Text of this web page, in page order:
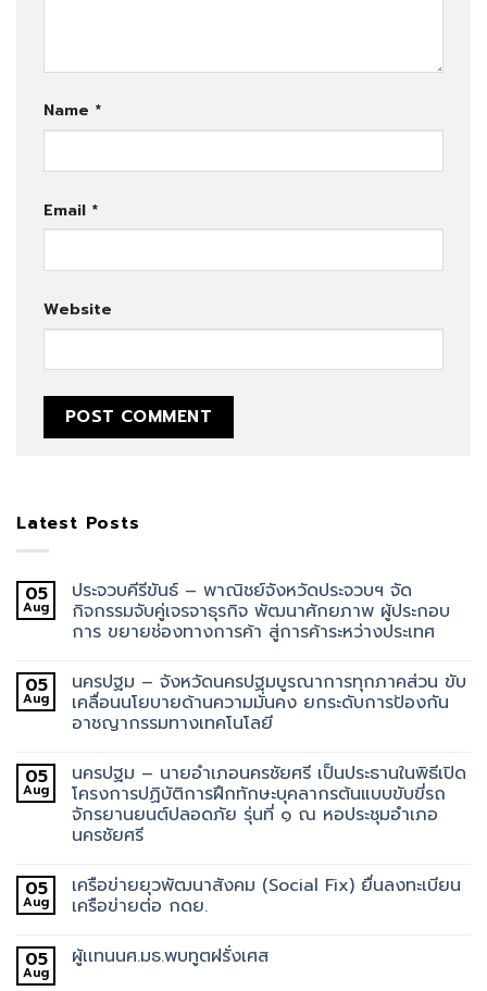
Name *
Email *
Website
Latest Posts
05
Aug
ประจวบคีรีขันธ์ – พาณิชย์จังหวัดประจวบฯ จัด
กิจกรรมจับคู่เจรจาธุรกิจ พัฒนาศักยภาพ ผู้ประกอบ
การ ขยายช่องทางการค้า สู่การค้าระหว่างประเทศ
05
Aug
นครปฐม – จังหวัดนครปฐมบูรณาการทุกภาคส่วน ขับ
เคลื่อนนโยบายด้านความมั่นคง ยกระดับการป้องกัน
อาชญากรรมทางเทคโนโลยี
05
Aug
นครปฐม – นายอำเภอนครชัยศรี เป็นประธานในพิธีเปิด
โครงการปฏิบัติการฝึกทักษะบุคลากรต้นแบบขับขี่รถ
จักรยานยนต์ปลอดภัย รุ่นที่ ๑ ณ หอประชุมอำเภอ
นครชัยศรี
05
Aug
เครือข่ายยุวพัฒนาสังคม (Social Fix) ยื่นลงทะเบียน
เครือข่ายต่อ กดย.
05
Aug
ผู้เเทนนศ.มธ.พบทูตฝรั่งเศส